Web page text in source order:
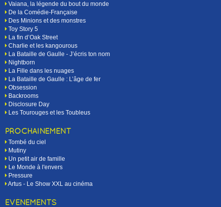
Vaiana, la légende du bout du monde
De la Comédie-Française
Des Minions et des monstres
Toy Story 5
La fin d’Oak Street
Charlie et les kangourous
La Bataille de Gaulle - J’écris ton nom
Nightborn
La Fille dans les nuages
La Bataille de Gaulle : L’âge de fer
Obsession
Backrooms
Disclosure Day
Les Tourouges et les Toubleus
PROCHAINEMENT
Tombé du ciel
Mutiny
Un petit air de famille
Le Monde à l'envers
Pressure
Artus - Le Show XXL au cinéma
EVÉNEMENTS